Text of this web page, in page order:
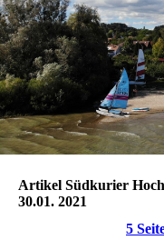
Artikel Südkurier
30.01. 2021
5